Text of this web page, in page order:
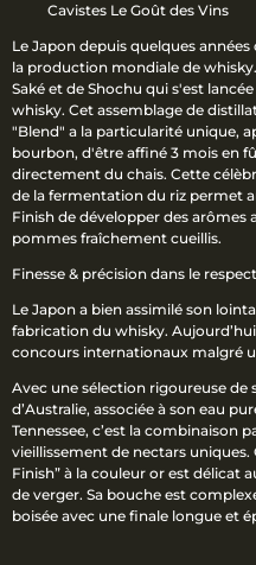
Cavistes Le Goût des Vins
Le Japon depuis quelques
la production mondiale de
Saké et de Shochu qui s'est
whisky. Cet assemblage de
"Blend" a la particularité unique,
bourbon, d'être affiné 3 mois en
directement du chais. Cette
de la fermentation du riz permet
Finish de développer des
pommes fraîchement cueillis.
Finesse & précision dans le
Le Japon a bien assimilé son
fabrication du whisky.
concours internationaux malgré
Avec une sélection rigoureuse de
d’Australie, associée à son eau
Tennessee, c’est la combinaison
vieillissement de nectars uniques.
Finish” à la couleur or est délicat
de verger. Sa bouche est
boisée avec une finale longue et